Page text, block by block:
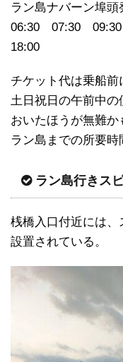
ラン島ナバーン埠頭
06:30 07:30
18:00
チケット代は乗船前
土日祝日の午前中の
おいたほうが無難か
ラン島までの所要時
ラン島行きス
桟橋入口付近には
設置されている。